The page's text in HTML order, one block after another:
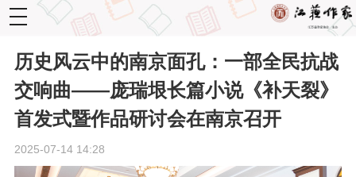
toggle
navigation
历史风云中的南京面孔：一部全民抗战
交响曲——庞瑞垠长篇小说《补天裂》
首发式暨作品研讨会在南京召开
2025-07-14 14:28